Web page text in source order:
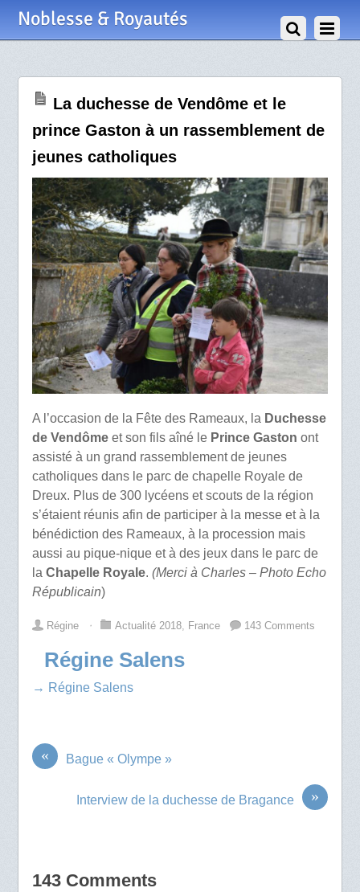
Noblesse & Royautés
La duchesse de Vendôme et le
prince Gaston à un rassemblement de
jeunes catholiques
A l’occasion de la Fête des Rameaux, la Duchesse
de Vendômeet son fils aîné lePrince Gaston ont
assisté à un grand rassemblement de jeunes
catholiques dans le parc de chapelle Royale de
Dreux. Plus de 300 lycéens et scouts de la région
s’étaient réunis afin de participer à la messe et à la
bénédiction des Rameaux, à la procession mais
aussi au pique-nique et à des jeux dans le parc de
la Chapelle Royale. (Merci à Charles – Photo Echo
Républicain)
Régine ⋅ Actualité 2018, France 143 Comments
Régine Salens
→ Régine Salens
« Bague « Olympe »
»
Interview de la duchesse de Bragance
143 Comments